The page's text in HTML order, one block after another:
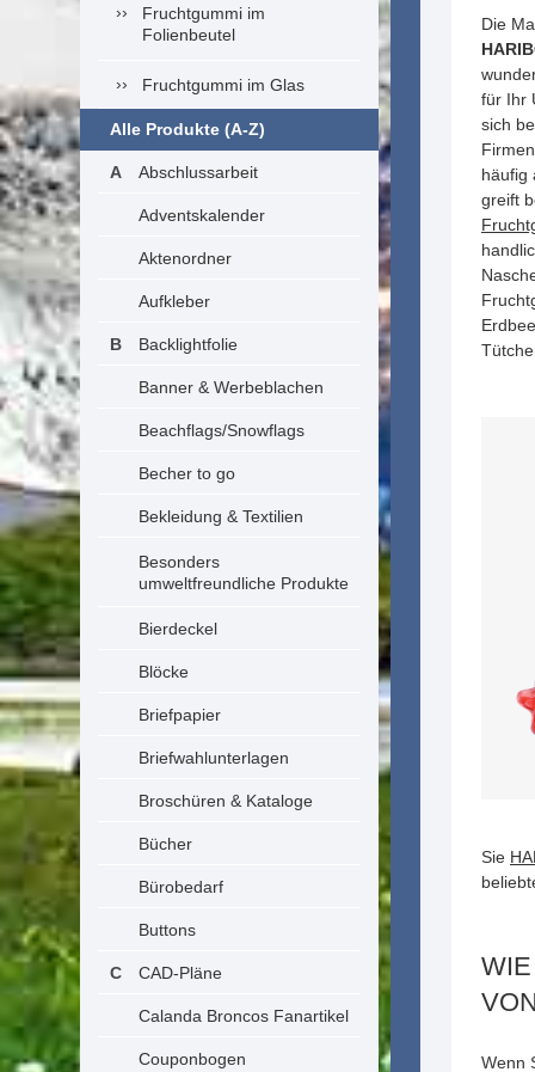
Fruchtgummi im
Folienbeutel
Fruchtgummi im Glas
Alle Produkte (A-Z)
Abschlussarbeit
Adventskalender
Aktenordner
Aufkleber
Backlightfolie
Banner & Werbeblachen
Beachflags/Snowflags
Becher to go
Bekleidung & Textilien
Besonders
umweltfreundliche Produkte
Bierdeckel
Blöcke
Briefpapier
Briefwahlunterlagen
Broschüren & Kataloge
Bücher
Bürobedarf
Buttons
CAD-Pläne
Calanda Broncos Fanartikel
Couponbogen
Die
für Ihr
sich
häufig
greift
Sie
Wenn